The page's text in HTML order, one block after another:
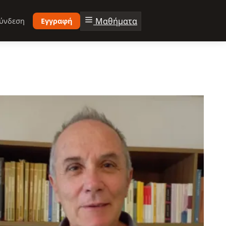
Εγγραφή Μαθήματα